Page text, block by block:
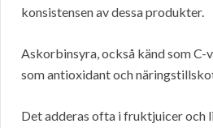
konsistensen av dessa produkter.
Askorbinsyra, också känd som C-
som antioxidant och
Det adderas ofta i fruktjuicer och